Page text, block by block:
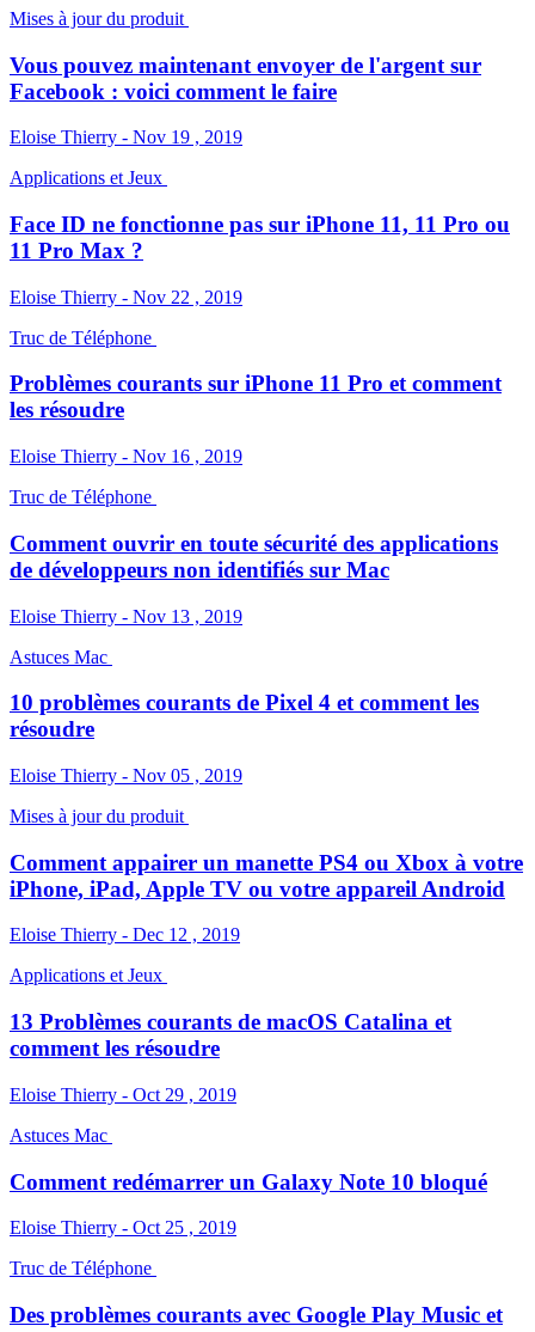
Mises à jour du produit
Vous pouvez maintenant envoyer de l'argent sur
Facebook : voici comment le faire
Eloise Thierry - Nov 19 , 2019
Applications et Jeux
Face ID ne fonctionne pas sur iPhone 11, 11 Pro ou
11 Pro Max ?
Eloise Thierry - Nov 22 , 2019
Truc de Téléphone
Problèmes courants sur iPhone 11 Pro et comment
les résoudre
Eloise Thierry - Nov 16 , 2019
Truc de Téléphone
Comment ouvrir en toute sécurité des applications
de développeurs non identifiés sur Mac
Eloise Thierry - Nov 13 , 2019
Astuces Mac
10 problèmes courants de Pixel 4 et comment les
résoudre
Eloise Thierry - Nov 05 , 2019
Mises à jour du produit
Comment appairer un manette PS4 ou Xbox à votre
iPhone, iPad, Apple TV ou votre appareil Android
Eloise Thierry - Dec 12 , 2019
Applications et Jeux
13 Problèmes courants de macOS Catalina et
comment les résoudre
Eloise Thierry - Oct 29 , 2019
Astuces Mac
Comment redémarrer un Galaxy Note 10 bloqué
Eloise Thierry - Oct 25 , 2019
Truc de Téléphone
Des problèmes courants avec Google Play Music et